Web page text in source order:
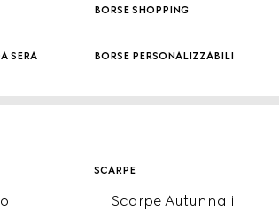
borse shopping
sera borse personalizzabili
scarpe
Scarpe Autunnali